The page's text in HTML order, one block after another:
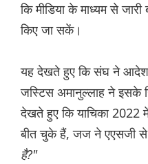
कि मीडिया के माध्यम से
किए जा सकें।
यह देखते हुए कि संघ ने आदेश
जस्टिस अमानुल्लाह ने इसके
देखते हुए कि याचिका 2022
बीत चुके हैं, जज ने एएसजी से
है?"